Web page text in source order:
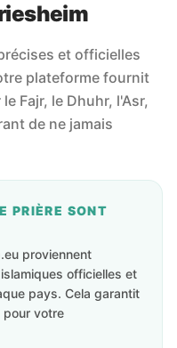
et officielles
plateforme fournit
Fajr, le Dhuhr, l'Asr,
de ne jamais
PRIÈRE SONT
proviennent
officielles et
pays. Cela garantit
pour votre